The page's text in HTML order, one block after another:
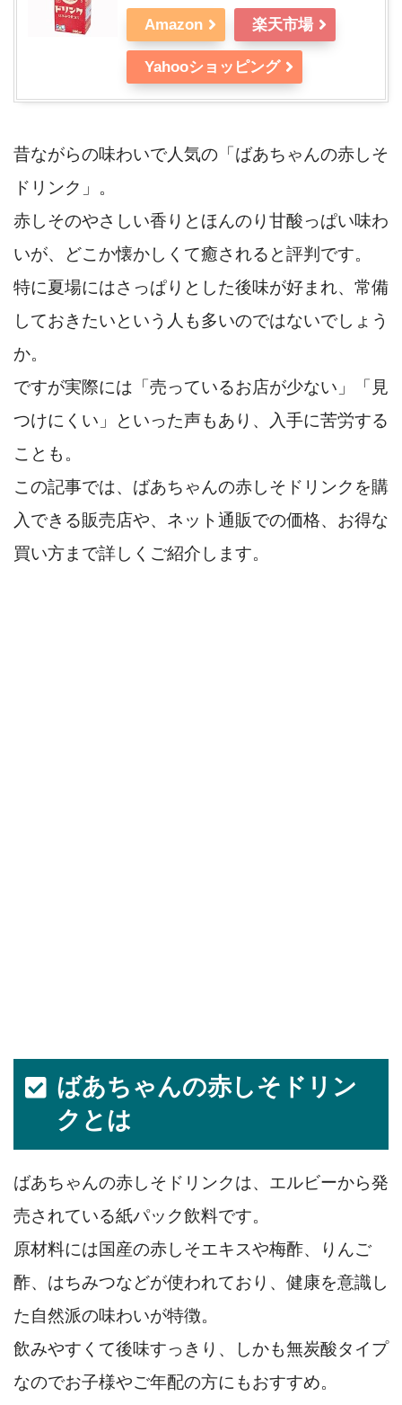
Amazon 楽天市場
Yahooショッピング
昔ながらの味わいで人気の「ばあちゃんの赤しそ
ドリンク」。
赤しそのやさしい香りとほんのり甘酸っぱい味わ
いが、どこか懐かしくて癒されると評判です。
特に夏場にはさっぱりとした後味が好まれ、常備
しておきたいという人も多いのではないでしょう
か。
ですが実際には「売っているお店が少ない」「見
つけにくい」といった声もあり、入手に苦労する
ことも。
この記事では、ばあちゃんの赤しそドリンクを購
入できる販売店や、ネット通販での価格、お得な
買い方まで詳しくご紹介します。
ばあちゃんの赤しそドリン
クとは
ばあちゃんの赤しそドリンクは、エルビーから発
売されている紙パック飲料です。
原材料には国産の赤しそエキスや梅酢、りんご
酢、はちみつなどが使われており、健康を意識し
た自然派の味わいが特徴。
飲みやすくて後味すっきり、しかも無炭酸タイプ
なのでお子様やご年配の方にもおすすめ。